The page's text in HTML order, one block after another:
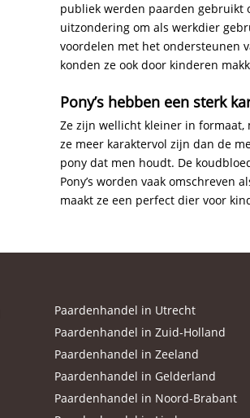
publiek werden paarden gebruikt
uitzondering om als werkdier
voordelen met het ondersteunen
konden ze ook door kinderen
Pony’s hebben een sterk
Ze zijn wellicht kleiner in formaat,
ze meer karaktervol zijn dan de
pony dat men houdt. De
Pony’s worden vaak omschreven
maakt ze een perfect dier voor
Paardenhandel in Utrecht
Paardenhandel in Zuid-Holland
Paardenhandel in Zeeland
Paardenhandel in Gelderland
Paardenhandel in Noord-Brabant